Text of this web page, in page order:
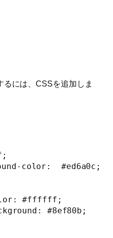
には、CSSを追加しま
;
color :
  #ed6a0c
;
: #ffffff ;
: #8ef80b ;